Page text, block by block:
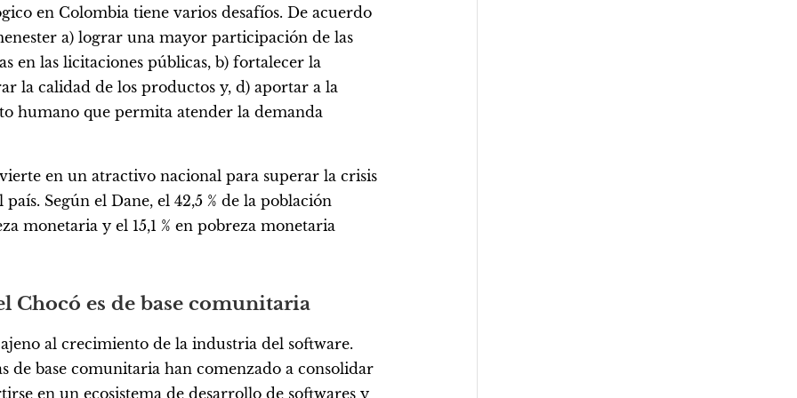
en Colombia tiene varios desafíos. De acuerdo
a) lograr una mayor participación de las
en las licitaciones públicas, b) fortalecer la
la calidad de los productos y, d) aportar a la
humano que permita atender la demanda
en un atractivo nacional para superar la crisis
Según el Dane, el 42,5 % de la población
monetaria y el 15,1 % en pobreza monetaria
Chocó es de base comunitaria
al crecimiento de la industria del software.
de base comunitaria han comenzado a consolidar
en un ecosistema de desarrollo de softwares y